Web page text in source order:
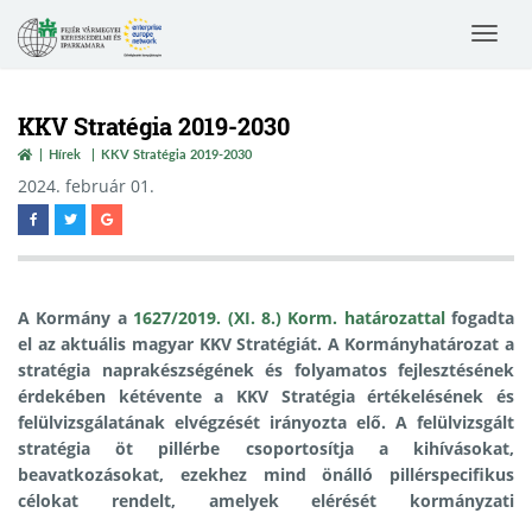
Toggle
KKV Stratégia 2019-2030
Hírek KKV Stratégia 2019-2030
2024. február 01.
A Kormány a 1627/2019. (XI. 8.) Korm. határozattalfogadta
el az aktuális magyar KKV Stratégiát. A Kormányhatározat a
stratégia naprakészségének és folyamatos fejlesztésének
érdekében kétéventea KKV Stratégia értékelésének és
felülvizsgálatának elvégzését irányozta elő. A felülvizsgált
stratégiaöt pillérbe csoportosítja a kihívásokat,
beavatkozásokat, ezekhez mind önálló pillérspecifikus
célokat rendelt, amelyek elérését kormányzati